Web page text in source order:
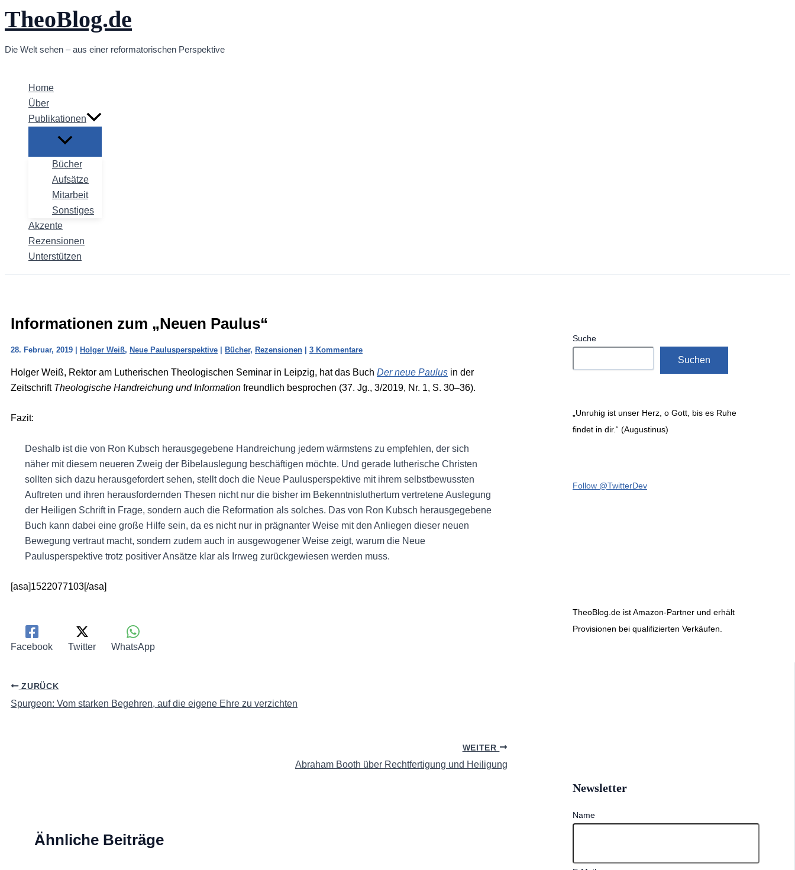
Zum
Inhalt
TheoBlog.de
Die Welt sehen – aus einer reformatorischen Perspektive
Home
Über
Publikationen
Bücher
Aufsätze
Mitarbeit
Sonstiges
Akzente
Rezensionen
Unterstützen
Informationen zum „Neuen Paulus“
28. Februar, 2019 | Holger Weiß, Neue Paulusperspektive | Bücher, Rezensionen | 3 Kommentare
Holger Weiß, Rektor am Lutherischen Theologischen Seminar in Leipzig, hat das Buch Der neue Paulus in der
Zeitschrift Theologische Handreichung und Information freundlich besprochen (37. Jg., 3/2019, Nr. 1, S. 30–36).
Fazit:
Deshalb ist die von Ron Kubsch herausgegebene Handreichung jedem wärmstens zu empfehlen, der sich
näher mit diesem neueren Zweig der Bibelauslegung beschäftigen möchte. Und gerade lutherische Christen
sollten sich dazu herausgefordert sehen, stellt doch die Neue Paulusperspektive mit ihrem selbstbewussten
Auftreten und ihren herausfordernden Thesen nicht nur die bisher im Bekenntnisluthertum vertretene Auslegung
der Heiligen Schrift in Frage, sondern auch die Reformation als solches. Das von Ron Kubsch herausgegebene
Buch kann dabei eine große Hilfe sein, da es nicht nur in prägnanter Weise mit den Anliegen dieser neuen
Bewegung vertraut macht, sondern zudem auch in ausgewogener Weise zeigt, warum die Neue
Paulusperspektive trotz positiver Ansätze klar als Irrweg zurückgewiesen werden muss.
[asa]1522077103[/asa]
Facebook Twitter WhatsApp
ZURÜCK
Spurgeon: Vom starken Begehren, auf die eigene Ehre zu verzichten
WEITER
Abraham Booth über Rechtfertigung und Heiligung
Ähnliche Beiträge
Suche
Suchen
„Unruhig ist unser Herz, o Gott, bis es Ruhe
findet in dir.“ (Augustinus)
Follow @TwitterDev
TheoBlog.de ist Amazon-Partner und erhält
Provisionen bei qualifizierten Verkäufen.
Newsletter
Name